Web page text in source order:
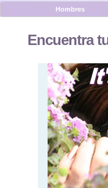
Español
Hombres
Encuentra